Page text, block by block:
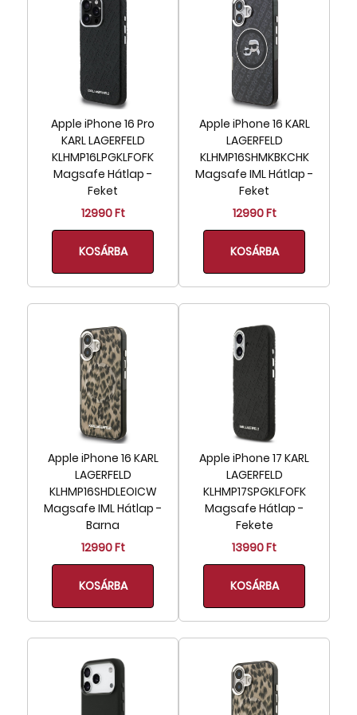
Apple iPhone 16 Pro
KARL LAGERFELD
KLHMP16LPGKLFOFK
Magsafe Hátlap -
Feket
12990 Ft
KOSÁRBA
Apple iPhone 16 KARL
LAGERFELD
KLHMP16SHMKBKCHK
Magsafe IML Hátlap -
Feket
12990 Ft
KOSÁRBA
Apple iPhone 16 KARL
LAGERFELD
KLHMP16SHDLEOICW
Magsafe IML Hátlap -
Barna
12990 Ft
KOSÁRBA
Apple iPhone 17 KARL
LAGERFELD
KLHMP17SPGKLFOFK
Magsafe Hátlap -
Fekete
13990 Ft
KOSÁRBA